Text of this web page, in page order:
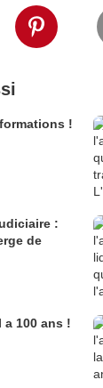
!
:
de
a 100 ans !